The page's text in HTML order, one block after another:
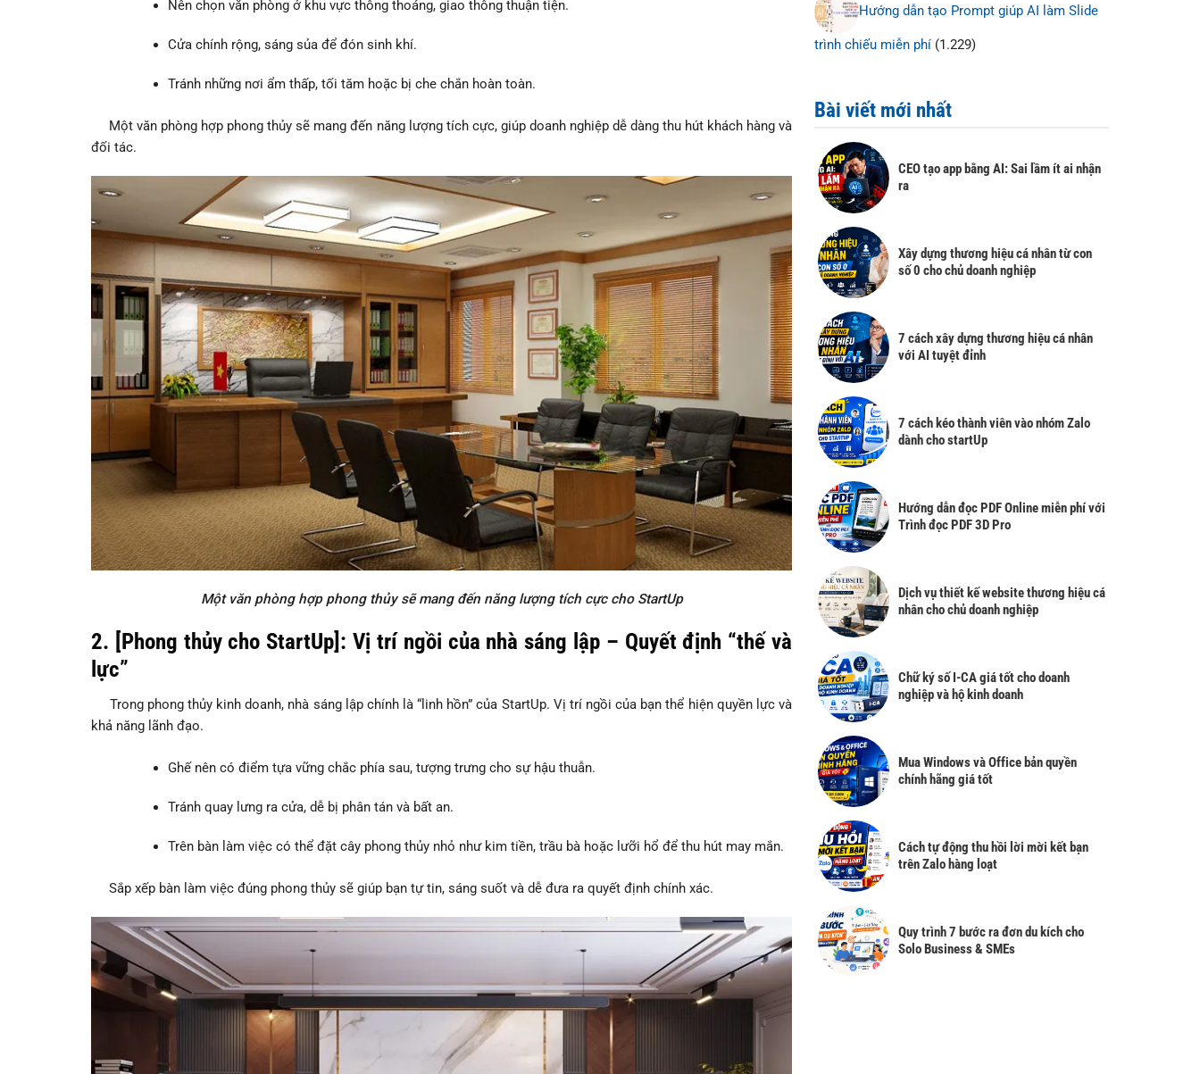
Nên chọn văn phòng ở khu vực thông thoáng, giao thông thuận tiện.
Cửa chính rộng, sáng sủa để đón sinh khí.
Tránh những nơi ẩm thấp, tối tăm hoặc bị che chắn hoàn toàn.
Một văn phòng hợp phong thủy sẽ mang đến năng lượng tích cực, giúp doanh nghiệp dễ dàng thu hút khách hàng và
đối tác.
Một văn phòng hợp phong thủy sẽ mang đến năng lượng tích cực cho StartUp
2. [Phong thủy cho StartUp]: Vị trí ngồi của nhà sáng lập – Quyết định “thế và
lực”
Trong phong thủy kinh doanh, nhà sáng lập chính là “linh hồn” của StartUp. Vị trí ngồi của bạn thể hiện quyền lực và
khả năng lãnh đạo.
Ghế nên có điểm tựa vững chắc phía sau, tượng trưng cho sự hậu thuẫn.
Tránh quay lưng ra cửa, dễ bị phân tán và bất an.
Trên bàn làm việc có thể đặt cây phong thủy nhỏ như kim tiền, trầu bà hoặc lưỡi hổ để thu hút may mắn.
Sắp xếp bàn làm việc đúng phong thủy sẽ giúp bạn tự tin, sáng suốt và dễ đưa ra quyết định chính xác.
Hướng dẫn tạo Prompt giúp AI làm Slide
trình chiếu miễn phí (1.229)
Bài viết mới nhất
CEO tạo app bằng AI: Sai lầm ít ai nhận
ra
Xây dựng thương hiệu cá nhân từ con
số 0 cho chủ doanh nghiệp
7 cách xây dựng thương hiệu cá nhân
với AI tuyệt đỉnh
7 cách kéo thành viên vào nhóm Zalo
dành cho startUp
Hướng dẫn đọc PDF Online miễn phí với
Trình đọc PDF 3D Pro
Dịch vụ thiết kế website thương hiệu cá
nhân cho chủ doanh nghiệp
Chữ ký số I-CA giá tốt cho doanh
nghiệp và hộ kinh doanh
Mua Windows và Office bản quyền
chính hãng giá tốt
Cách tự động thu hồi lời mời kết bạn
trên Zalo hàng loạt
Quy trình 7 bước ra đơn du kích cho
Solo Business & SMEs